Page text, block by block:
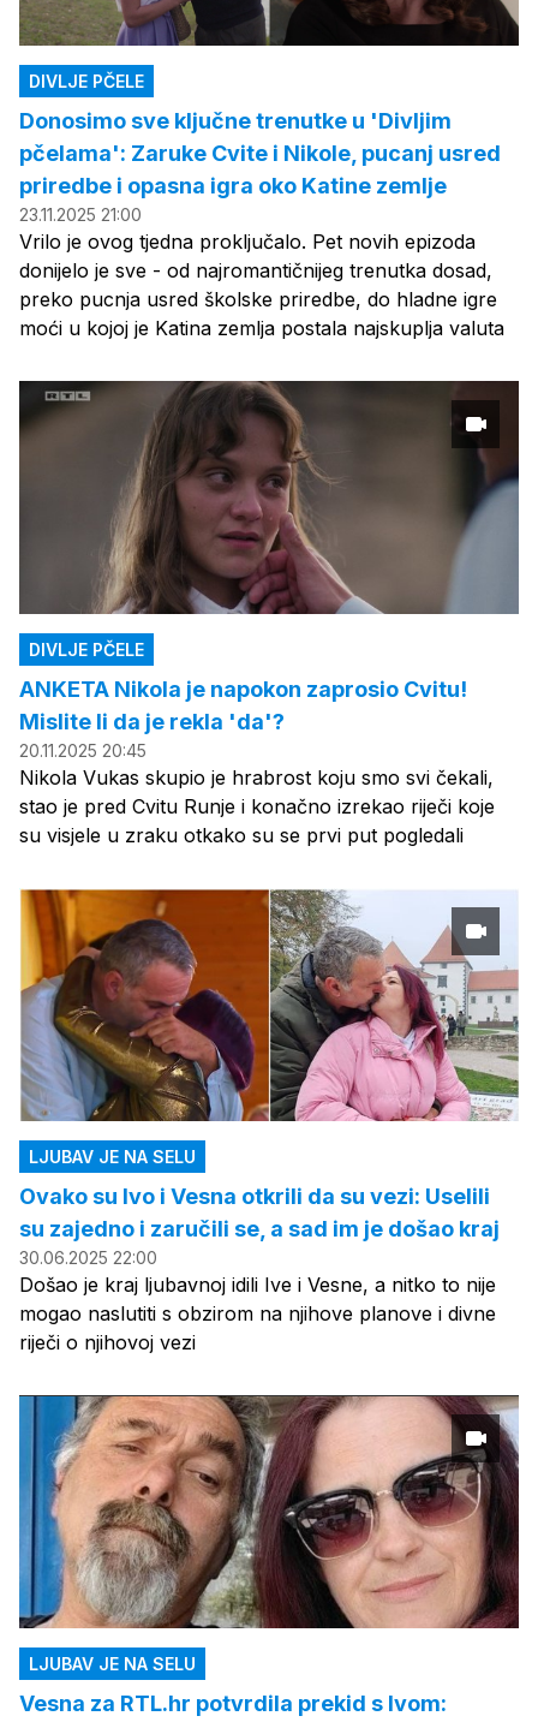
DIVLJE PČELE
Donosimo sve ključne trenutke u 'Divljim
pčelama': Zaruke Cvite i Nikole, pucanj usred
priredbe i opasna igra oko Katine zemlje
23.11.2025 21:00
Vrilo je ovog tjedna proključalo. Pet novih epizoda
donijelo je sve - od najromantičnijeg trenutka dosad,
preko pucnja usred školske priredbe, do hladne igre
moći u kojoj je Katina zemlja postala najskuplja valuta
DIVLJE PČELE
ANKETA Nikola je napokon zaprosio Cvitu!
Mislite li da je rekla 'da'?
20.11.2025 20:45
Nikola Vukas skupio je hrabrost koju smo svi čekali,
stao je pred Cvitu Runje i konačno izrekao riječi koje
su visjele u zraku otkako su se prvi put pogledali
LJUBAV JE NA SELU
Ovako su Ivo i Vesna otkrili da su vezi: Uselili
su zajedno i zaručili se, a sad im je došao kraj
30.06.2025 22:00
Došao je kraj ljubavnoj idili Ive i Vesne, a nitko to nije
mogao naslutiti s obzirom na njihove planove i divne
riječi o njihovoj vezi
LJUBAV JE NA SELU
Vesna za RTL.hr potvrdila prekid s Ivom: